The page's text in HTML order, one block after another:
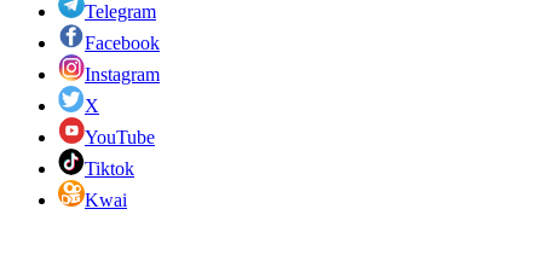
Telegram
Facebook
Instagram
X
YouTube
Tiktok
Kwai